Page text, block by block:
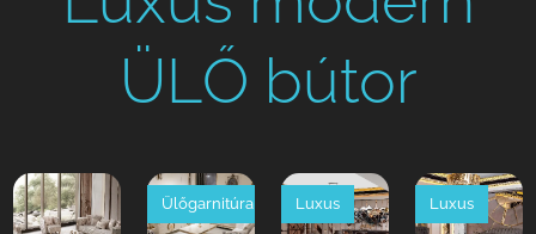
ÜLŐ bútor
Ülőgarnitúra Luxus Luxus